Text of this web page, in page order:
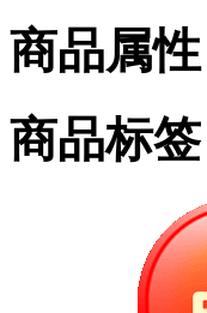
商品属性
商品标签